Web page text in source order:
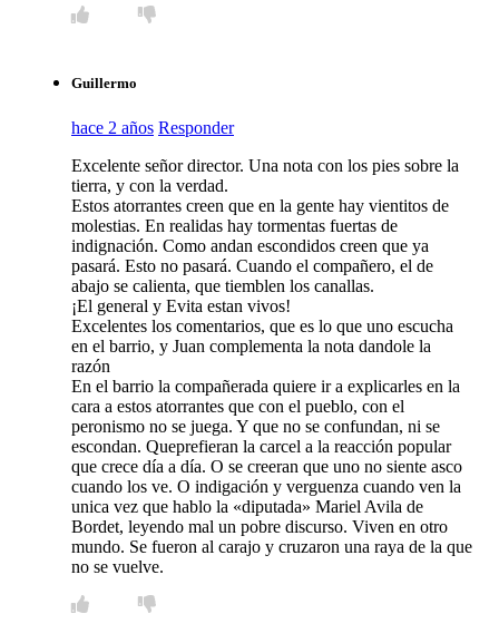
Guillermo
hace 2 años Responder
Excelente señor director. Una nota con los pies sobre la
tierra, y con la verdad.
Estos atorrantes creen que en la gente hay vientitos de
molestias. En realidas hay tormentas fuertas de
indignación. Como andan escondidos creen que ya
pasará. Esto no pasará. Cuando el compañero, el de
abajo se calienta, que tiemblen los canallas.
¡El general y Evita estan vivos!
Excelentes los comentarios, que es lo que uno escucha
en el barrio, y Juan complementa la nota dandole la
razón
En el barrio la compañerada quiere ir a explicarles en la
cara a estos atorrantes que con el pueblo, con el
peronismo no se juega. Y que no se confundan, ni se
escondan. Queprefieran la carcel a la reacción popular
que crece día a día. O se creeran que uno no siente asco
cuando los ve. O indigación y verguenza cuando ven la
unica vez que hablo la «diputada» Mariel Avila de
Bordet, leyendo mal un pobre discurso. Viven en otro
mundo. Se fueron al carajo y cruzaron una raya de la que
no se vuelve.